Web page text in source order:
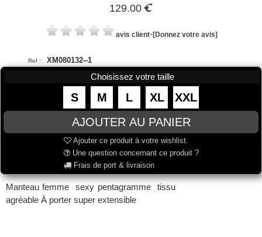
129.00 €
avis client-[Donnez votre avis]
Ref : XM080132--1
Choisissez votre taille
S M L XL XXL
Ajouter ce produit à votre wishlist.
Une question concernant ce produit ?
Frais de port & livraison
Manteau femme sexy pentagramme tissu
agréable À porter super extensible